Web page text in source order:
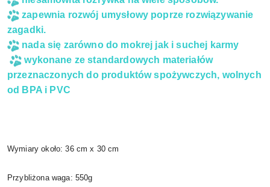
zapewnia rozwój umysłowy poprze rozwiązywanie
zagadki.
nada się zarówno do mokrej jak i suchej karmy
wykonane ze standardowych materiałów
przeznaczonych do produktów spożywczych, wolnych
od BPA i PVC
Wymiary około: 36 cm x 30 cm
Przybliżona waga: 550g